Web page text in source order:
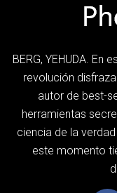
BERG, YEHUDA. En
revolución
autor de best-
herramientas
ciencia de la
este momento